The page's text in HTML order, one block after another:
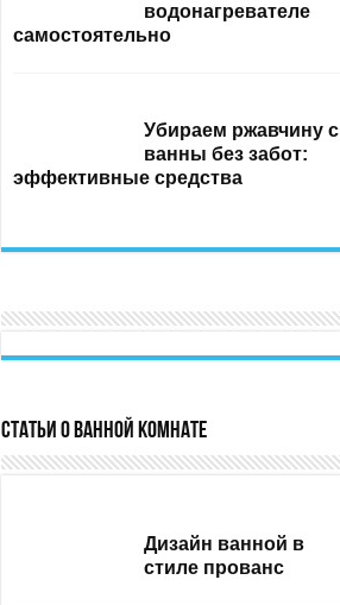
водонагревателе
самостоятельно
Убираем ржавчину с
ванны без забот:
эффективные средства
Статьи о ванной комнате
Дизайн ванной в
стиле прованс